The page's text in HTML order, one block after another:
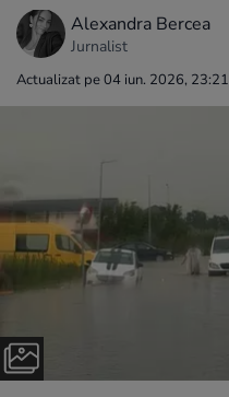
Alexandra Bercea
Jurnalist
Actualizat pe 04 iun. 2026, 23:21